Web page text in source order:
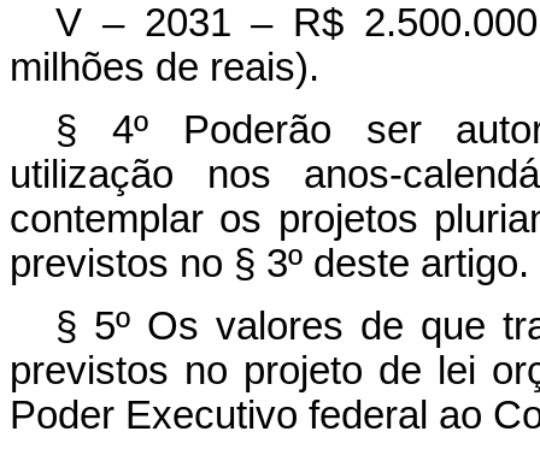
V – 2031 – R$
milhões de reais).
§ 4º Poderão ser
utilização nos anos-
contemplar os projetos
previstos no § 3º deste artigo.
§ 5º Os valores de que
previstos no projeto de lei
Poder Executivo federal ao